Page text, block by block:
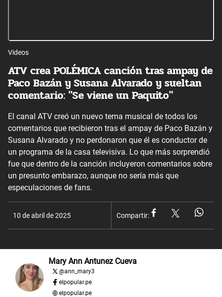
Videos
ATV crea POLÉMICA canción tras ampay de
Paco Bazán y Susana Alvarado y sueltan
comentario: "Se viene un Paquito"
El canal ATV creó un nuevo tema musical de todos los
comentarios que recibieron tras el ampay de Paco Bazán y
Susana Alvarado y no perdonaron que él es conductor de
un programa de la casa televisiva. Lo que más sorprendió
fue que dentro de la canción incluyeron comentarios sobre
un presunto embarazo, aunque no sería más que
especulaciones de fans.
10 de abril de 2025 Compartir:
Mary Ann Antunez Cueva
@ann_mary3
elpopular.pe
elpopular.pe